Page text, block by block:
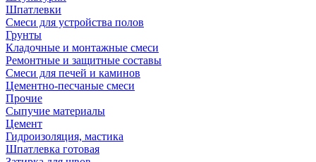
Шпатлевки
Смеси для устройства полов
Грунты
Кладочные и монтажные смеси
Ремонтные и защитные составы
Смеси для печей и каминов
Цементно-песчаные смеси
Прочие
Сыпучие материалы
Цемент
Гидроизоляция, мастика
Шпатлевка готовая